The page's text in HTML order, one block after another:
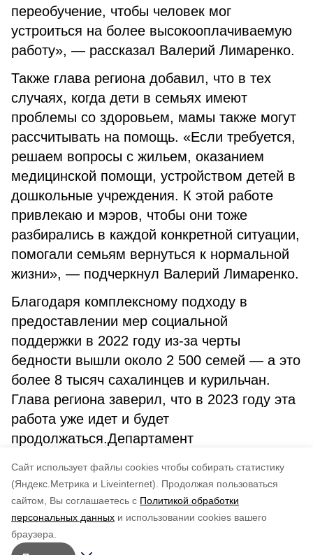
Cайт использует файлы cookies чтобы собирать статистику
(Яндекс.Метрика и Liveinternet).
Продолжая пользоваться
сайтом, Вы соглашаетесь с Политикой обработки
персональных данных и использовании cookies вашего
браузера.
переобучение, чтобы человек мог
устроиться на более высокооплачиваемую
работу», — рассказал Валерий Лимаренко.
Также глава региона добавил, что в тех
случаях, когда дети в семьях имеют
проблемы со здоровьем, мамы также могут
рассчитывать на помощь. «Если требуется,
решаем вопросы с жильем, оказанием
медицинской помощи, устройством детей в
дошкольные учреждения. К этой работе
привлекаю и мэров, чтобы они тоже
разбирались в каждой конкретной ситуации,
помогали семьям вернуться к нормальной
жизни», — подчеркнул Валерий Лимаренко.
Благодаря комплексному подходу в
предоставлении мер социальной
поддержки в 2022 году из-за черты
бедности вышли около 2 500 семей — а это
более 8 тысяч сахалинцев и курильчан.
Глава региона заверил, что в 2023 году эта
работа уже идет и будет
продолжаться.Департамент
Сахалинской области
по оценке
5